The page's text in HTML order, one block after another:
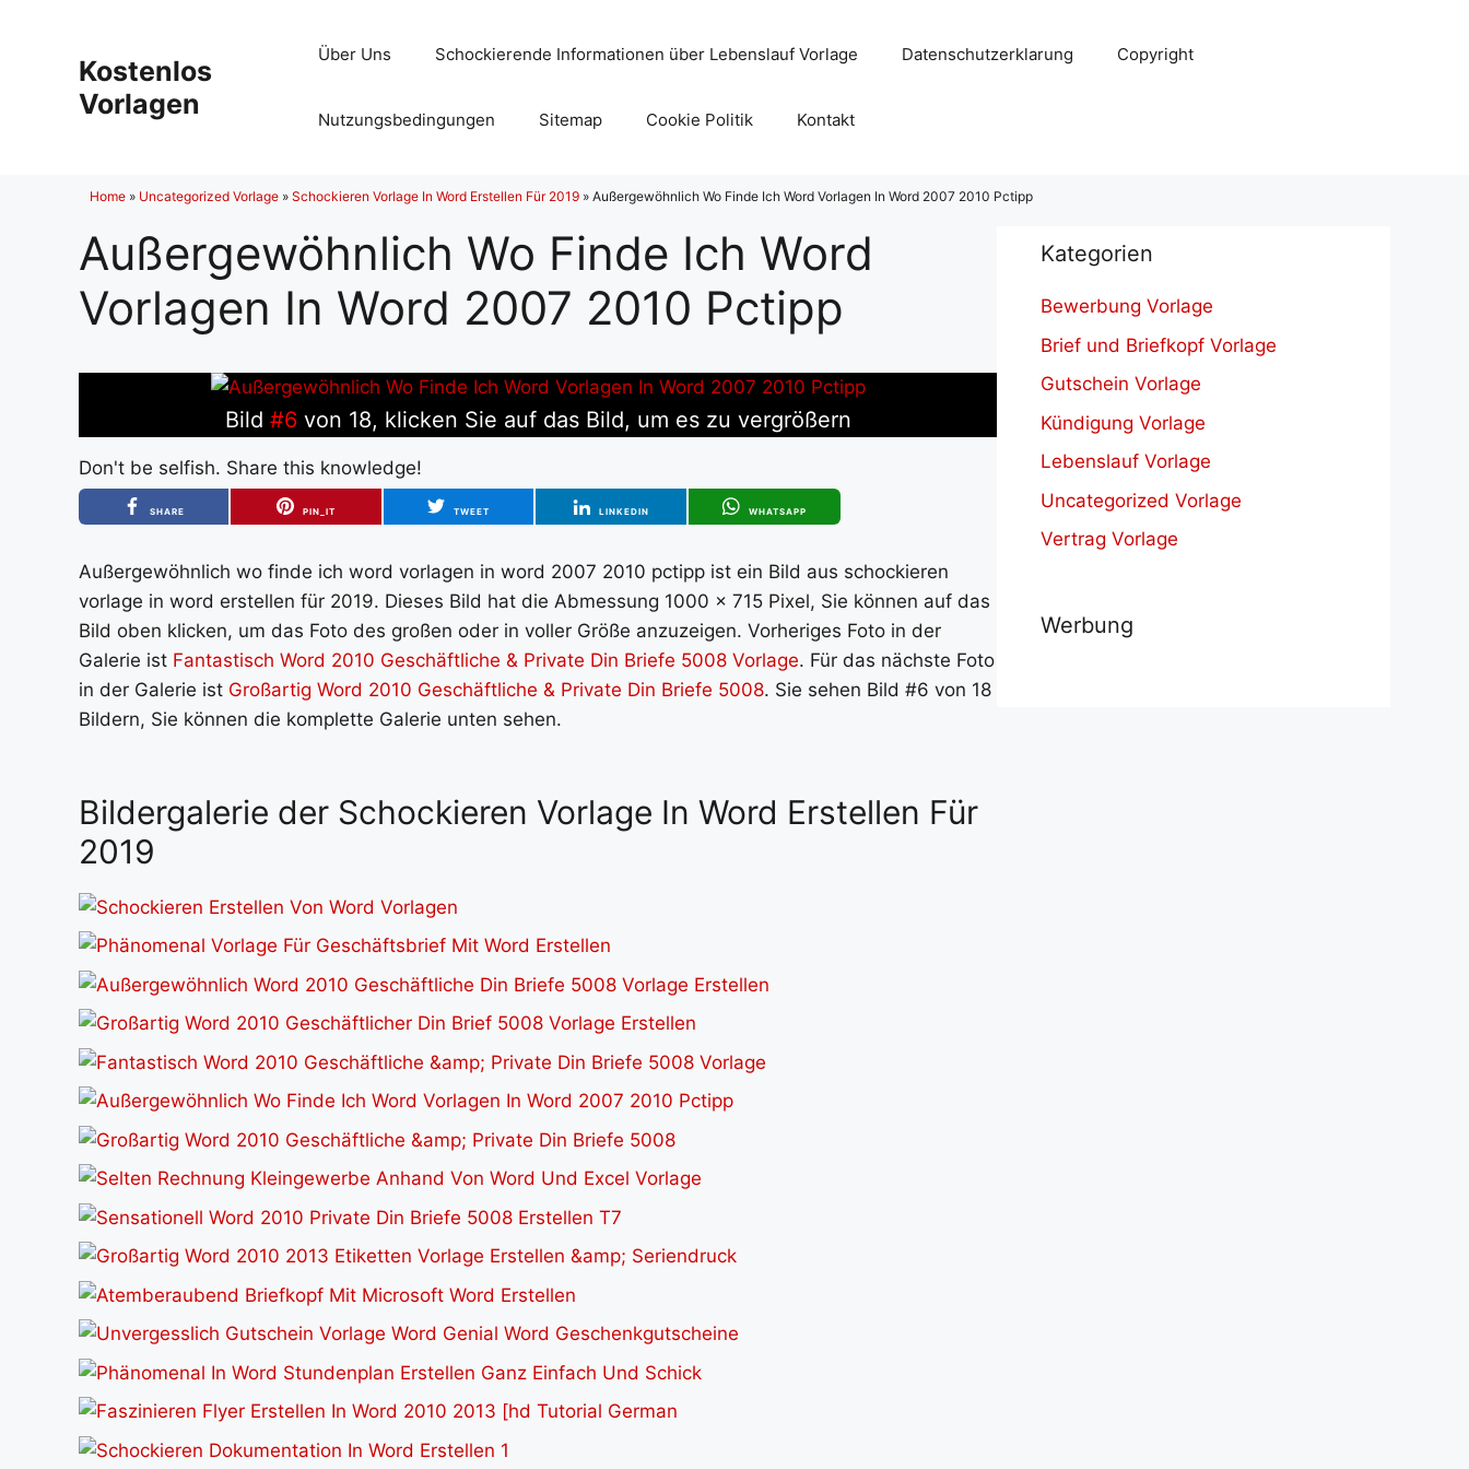
Kostenlos
Vorlagen
Über Uns Schockierende Informationen über Lebenslauf Vorlage Datenschutzerklarung Copyright
Nutzungsbedingungen Sitemap Cookie Politik Kontakt
Home » Uncategorized Vorlage » Schockieren Vorlage In Word Erstellen Für 2019 » Außergewöhnlich Wo Finde Ich Word Vorlagen In Word 2007 2010 Pctipp
Außergewöhnlich Wo Finde Ich Word
Vorlagen In Word 2007 2010 Pctipp
Bild #6von 18, klicken Sie auf das Bild, um es zu vergrößern
Don't be selfish. Share this knowledge!
SHARE PIN_IT TWEET LINKEDIN WHATSAPP
Außergewöhnlich wo finde ich word vorlagen in word 2007 2010 pctipp ist ein Bild aus schockieren
vorlage in word erstellen für 2019. Dieses Bild hat die Abmessung 1000 x 715 Pixel, Sie können auf das
Bild oben klicken, um das Foto des großen oder in voller Größe anzuzeigen. Vorheriges Foto in der
Galerie ist Fantastisch Word 2010 Geschäftliche & Private Din Briefe 5008 Vorlage. Für das nächste Foto
in der Galerie ist Großartig Word 2010 Geschäftliche & Private Din Briefe 5008. Sie sehen Bild #6 von 18
Bildern, Sie können die komplette Galerie unten sehen.
Bildergalerie der Schockieren Vorlage In Word Erstellen Für
2019
Kategorien
Bewerbung Vorlage
Brief und Briefkopf Vorlage
Gutschein Vorlage
Kündigung Vorlage
Lebenslauf Vorlage
Uncategorized Vorlage
Vertrag Vorlage
Werbung